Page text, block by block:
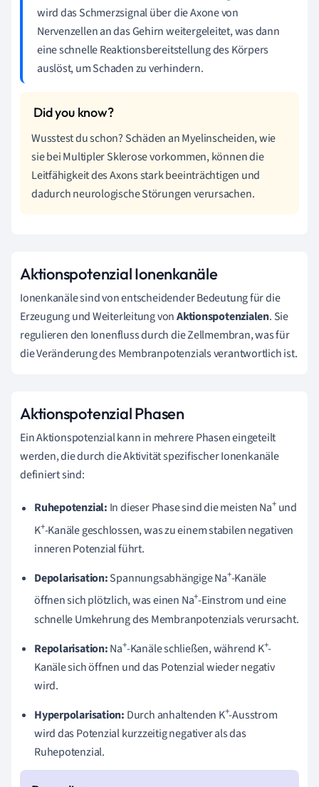
wird das Schmerzsignal über die Axone von
Nervenzellen an das Gehirn weitergeleitet, was dann
eine schnelle Reaktionsbereitstellung des Körpers
auslöst, um Schaden zu verhindern.
Wusstest du schon? Schäden an Myelinscheiden, wie
sie bei Multipler Sklerose vorkommen, können die
Leitfähigkeit des Axons stark beeinträchtigen und
dadurch neurologische Störungen verursachen.
Aktionspotenzial Ionenkanäle
Ionenkanäle sind von entscheidender Bedeutung für die
Erzeugung und Weiterleitung vonAktionspotenzialen. Sie
regulieren den Ionenfluss durch die Zellmembran, was für
die Veränderung des Membranpotenzials verantwortlich ist.
Aktionspotenzial Phasen
Ein Aktionspotenzial kann in mehrere Phasen eingeteilt
werden, die durch die Aktivität spezifischer Ionenkanäle
definiert sind:
Ruhepotenzial: In dieser Phase sind die meisten Na+und
K+-Kanäle geschlossen, was zu einem stabilen negativen
inneren Potenzial führt.
Depolarisation:Spannungsabhängige Na+-Kanäle
öffnen sich plötzlich, was einen Na+-Einstrom und eine
schnelle Umkehrung des Membranpotenzials verursacht.
Repolarisation:Na+-Kanäle schließen, während K+-
Kanäle sich öffnen und das Potenzial wieder negativ
wird.
Hyperpolarisation: Durch anhaltenden K+-Ausstrom
wird das Potenzial kurzzeitig negativer als das
Ruhepotenzial.